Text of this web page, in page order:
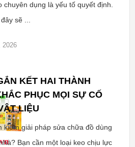
chuyên dụng là yếu tố quyết định.
sẽ ...
2026
KẾT HAI THÀNH
PHỤC MỌI SỰ CỐ
LIỆU
kiếm giải pháp sửa chữa đồ dùng
Bạn cần một loại keo chịu lực